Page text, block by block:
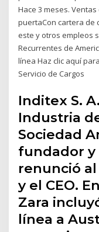
Hace 3 meses.
puertaCon cartera de
este y otros empleos
Recurrentes de
línea Haz clic aquí
Servicio de Cargos
Inditex S.
Industria
Sociedad
fundador y
renunció
y el CEO.
Zara
línea a